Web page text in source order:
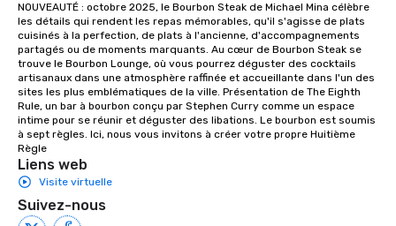
date any dietary
allergies for anyone
Feel Like a VIP at
Smacking Foodie
group members
about waiting in line
restaurant or being
than desirable table.
NOUVEAUTÉ : octobre 2025, le Bourbon Steak de Michael Mina célèbre
les détails qui rendent les repas mémorables, qu'il s'agisse de plats
cuisinés à la perfection, de plats à l'ancienne, d'accompagnements
partagés ou de moments marquants. Au cœur de Bourbon Steak se
trouve le Bourbon Lounge, où vous pourrez déguster des cocktails
artisanaux dans une atmosphère raffinée et accueillante dans l'un des
sites les plus emblématiques de la ville. Présentation de The Eighth
Rule, un bar à bourbon conçu par Stephen Curry comme un espace
intime pour se réunir et déguster des libations. Le bourbon est soumis
à sept règles. Ici, nous vous invitons à créer votre propre Huitième
Règle
Liens web
Visite virtuelle
Suivez-nous